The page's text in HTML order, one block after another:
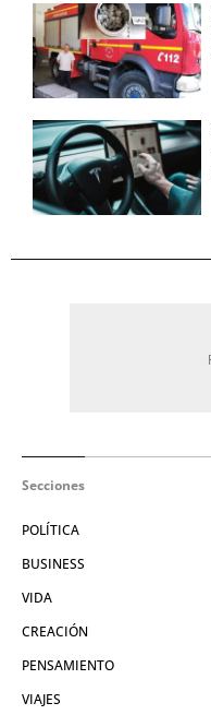
Secciones
POLÍTICA
BUSINESS
VIDA
CREACIÓN
PENSAMIENTO
VIAJES